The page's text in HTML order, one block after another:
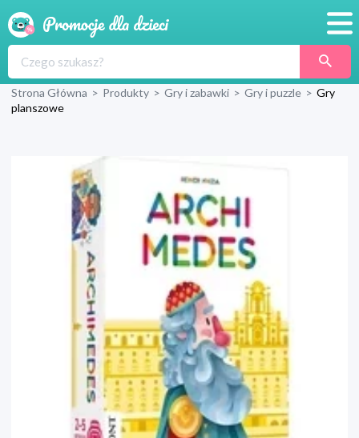
Produkty
Blog
Wyprawka
Strona Główna > Produkty > Gry i zabawki > Gry i puzzle > Gry
planszowe